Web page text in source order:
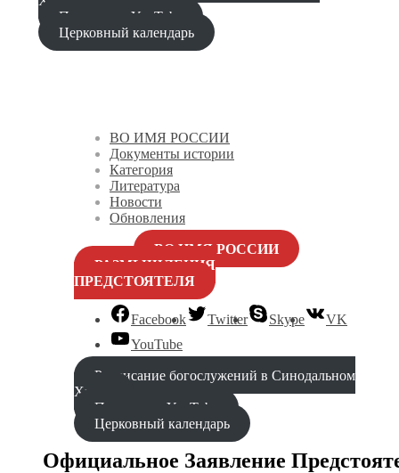
Проповеди YouTube
Церковный календарь
ВО ИМЯ РОССИИ
Документы истории
Категория
Литература
Новости
Обновления
ВО ИМЯ РОССИИ
РАЗМЫШЛЕНИЯ
ПРЕДСТОЯТЕЛЯ
Facebook Twitter Skype
VK
YouTube
Расписание богослужений в Синодальном
Храме
Проповеди YouTube
Церковный календарь
Официальное Заявление